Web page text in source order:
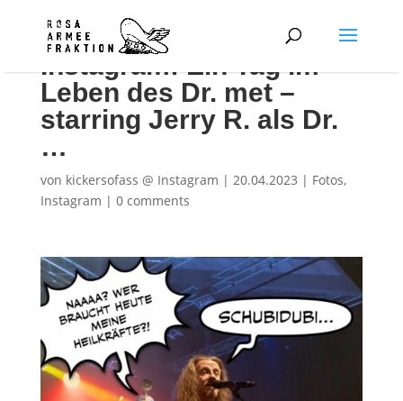
Instagram: Ein Tag im
Leben des Dr. met –
starring Jerry R. als Dr.
…
von kickersofass @ Instagram | 20.04.2023 | Fotos,
Instagram | 0 comments